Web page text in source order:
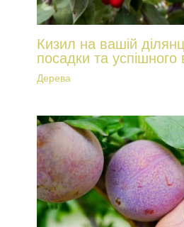
Кизил на вашій
посадки та
Дерева